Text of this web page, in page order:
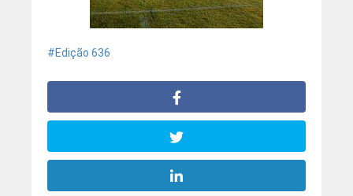
Edição 636